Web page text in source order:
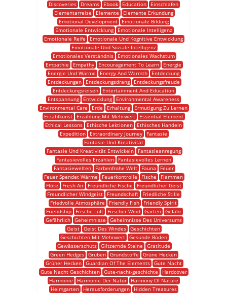
Discoveries
Dreams Ebook Education
Einschlafen
Elementarreise
Elemente
Elemente Erkundung
Emotional Development
Emotionale Bildung
Emotionale Entwicklung
Emotionale Intelligenz
Emotionale Reife
Emotionale Und Kognitive Entwicklung
Emotionale Und Soziale Intelligenz
Emotionales Verständnis
Emotionales Wachstum
Empathie
Empathy Encouragement To Learn
Energie
Energie Und Wärme
Energy And Warmth
Entdeckung
Entdeckungen
Entdeckungsdrang
Entdeckungsfreude
Entdeckungsreisen
Entertainment And Education
Entspannung
Entwicklung
Environmental Awareness
Environmental Care
Erde Erhaltung
Ermutigung Zu Lernen
Erzählkunst
Erzählung Mit Mehrwert
Essential Element
Ethical Lessons
Ethische Lektionen
Ethisches Handeln
Expedition
Extraordinary Journey
Fantasie
Fantasie Und Kreativität
Fantasie Und Kreativität Entwickeln
Fantasieanregung
Fantasievolles Erzählen
Fantasievolles Lernen
Fantasiewelten
Farbenfrohe Welt Fauna
Feuer
Feuer Spendet Wärme
Feuerkontrolle Fische
Flammen
Flöte
Fresh Air Freundliche Fische
Freundlicher Geist
Freundlicher Windgeist
Freundschaft
Friedliche Stille
Friedvolle Atmosphäre
Friendly Fish
Friendly Spirit
Friendship
Frische Luft Frischer Wind Garten
Gefahr
Gefährlich
Geheimnisse
Geheimnisse Des Universums
Geist Geist Des Windes Geschichten
Geschichten Mit Mehrwert
Gesunde Böden
Gewässerschutz
Glitzernde Steine
Gratitude
Green Hedges Gruben Grundstoffe
Grüne Hecken
Grüner Hecken
Guardian Of The Elements
Gute Nacht
Gute Nacht Geschichten
Gute-nacht-geschichte
Hardcover
Harmonie
Harmonie Der Natur
Harmony Of Nature
Heimgarten
Herausforderungen
Hidden Treasures